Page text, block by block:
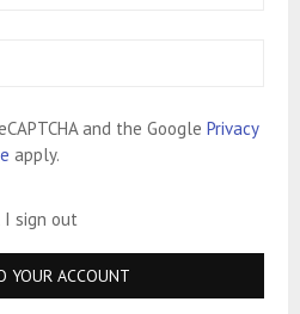
and the Google Privacy
apply.
I sign out